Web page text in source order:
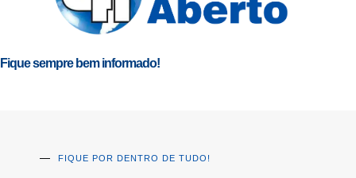
Fique sempre bem informado!
FIQUE POR DENTRO DE TUDO!